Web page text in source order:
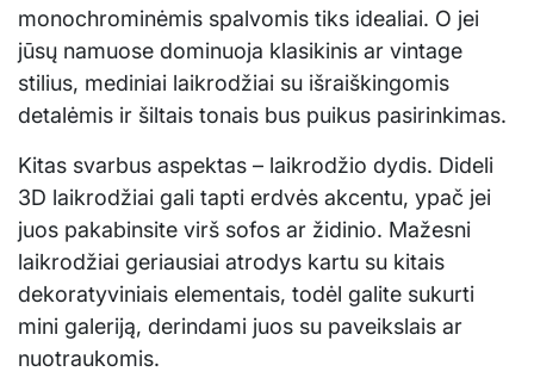
monochrominėmis spalvomis tiks idealiai. O jei
jūsų namuose dominuoja klasikinis ar vintage
stilius, mediniai laikrodžiai su išraiškingomis
detalėmis ir šiltais tonais bus puikus pasirinkimas.
Kitas svarbus aspektas – laikrodžio dydis. Dideli
3D laikrodžiai gali tapti erdvės akcentu, ypač jei
juos pakabinsite virš sofos ar židinio. Mažesni
laikrodžiai geriausiai atrodys kartu su kitais
dekoratyviniais elementais, todėl galite sukurti
mini galeriją, derindami juos su paveikslais ar
nuotraukomis.